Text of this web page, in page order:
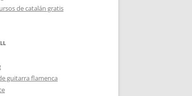
de catalán gratis
guitarra flamenca